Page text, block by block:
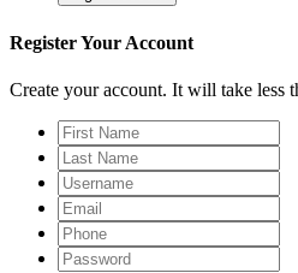
Register Your Account
Create your account. It will take less